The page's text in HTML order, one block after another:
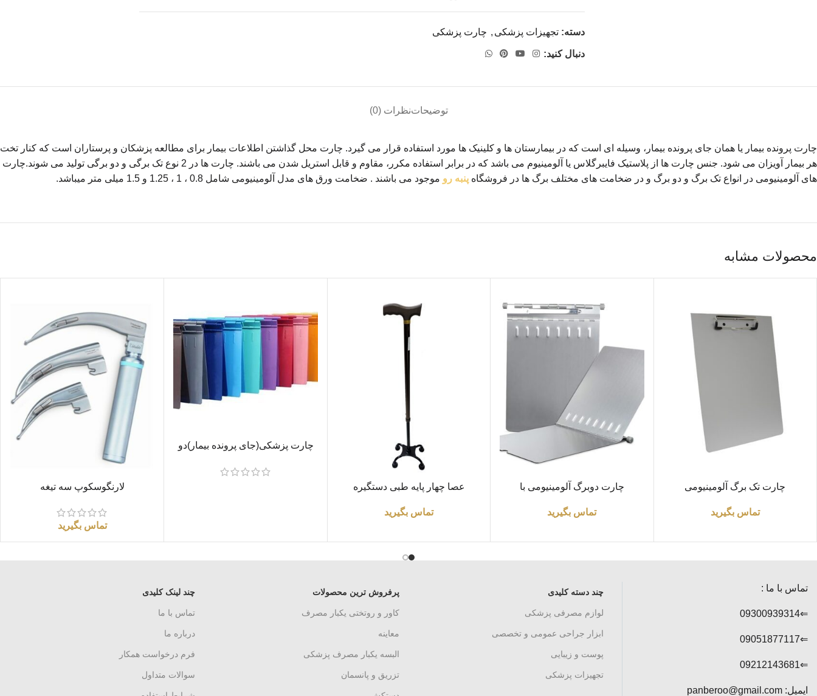
دسته: تجهیزات پزشکی , چارت پزشکی
دنبال کنید:
توضیحاتنظرات (0)
چارت پرونده بیمار یا همان جای پرونده بیمار، وسیله ای است که در بیمارستان ها و کلینیک ها مورد استفاده قرار می گیرد. چارت محل گذاشتن اطلاعات بیمار برای مطالعه پزشکان و پرستاران است که کنار تخت
هر بیمار آویزان می شود. جنس چارت ها از پلاستیک فایبرگلاس یا آلومینیوم می باشد که در برابر استفاده مکرر، مقاوم و قابل استریل شدن می باشند. چارت ها در 2 نوع تک برگی و دو برگی تولید می شوند.چارت
های آلومینیومی در انواع تک برگ و دو برگ و در ضخامت های مختلف برگ ها در فروشگاه پنبه رو موجود می باشند . ضخامت ورق های مدل آلومینیومی شامل 0.8 ، 1 ، 1.25 و 1.5 میلی متر میباشد.
محصولات مشابه
اطلاعات بیشتر
چارت تک برگ آلومینیومی
تماس بگیرید
اطلاعات بیشتر
چارت دوبرگ آلومینیومی با
تماس بگیرید
اطلاعات بیشتر
عصا چهار پایه طبی دستگیره
تماس بگیرید
اطلاعات بیشتر
چارت پزشکی(جای پرونده بیمار)دو
اطلاعات بیشترلارنگوسکوپ سه تیغه
تماس بگیرید
چند لینک کلیدی
تماس با ما
درباره ما
فرم درخواست همکار
سوالات متداول
پرفروش ترین محصولات
کاور و روتختی یکبار مصرف
معاینه
البسه یکبار مصرف پزشکی
تزریق و پانسمان
چند دسته کلیدی
لوازم مصرفی پزشکی
ابزار جراحی عمومی و تخصصی
پوست و زیبایی
تجهیزات پزشکی
تماس با ما :
⇐09300939314
⇐09051877117
⇐09212143681
ایمیل: panberoo@gmail.com